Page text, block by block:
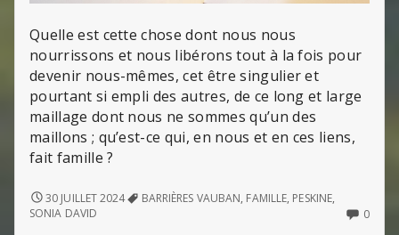
Quelle est cette chose dont nous nous
nourrissons et nous libérons tout à la fois pour
devenir nous-mêmes, cet être singulier et
pourtant si empli des autres, de ce long et large
maillage dont nous ne sommes qu’un des
maillons ; qu’est-ce qui, en nous et en ces liens,
fait famille ?
L’INVENTION
DE
30 JUILLET 2024 BARRIÈRES VAUBAN, FAMILLE, PESKINE,
SONIA DAVID
0NO